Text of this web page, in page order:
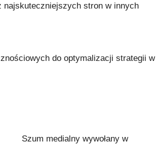
najskuteczniejszych stron w innych
do optymalizacji strategii w
Szum medialny wywołany w